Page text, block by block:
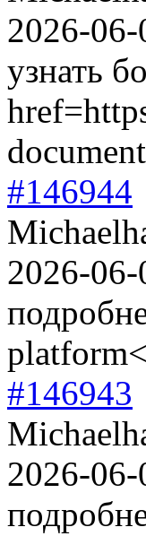
2026-
узнать
#146944
2026-
#146943
2026-